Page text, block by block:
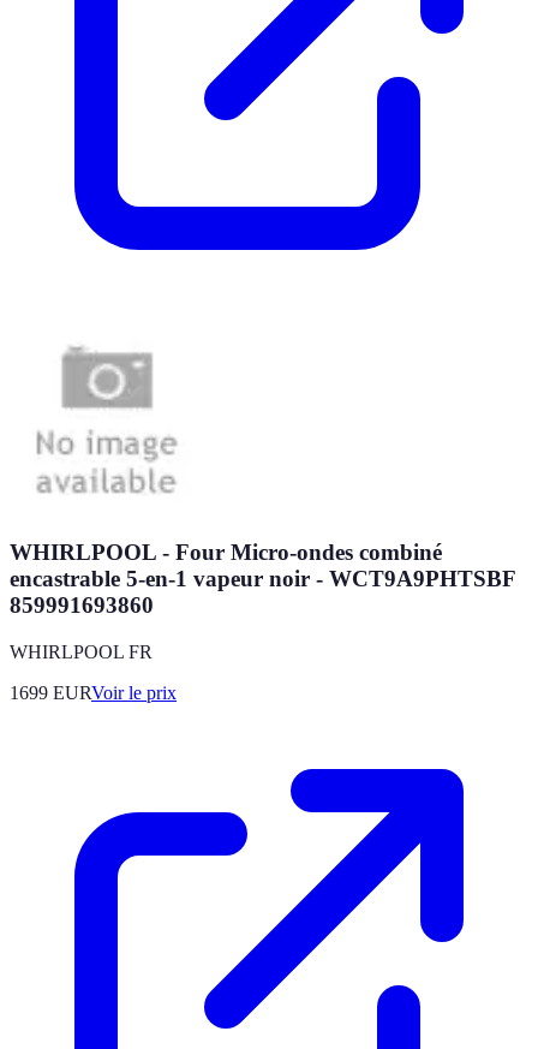
WHIRLPOOL - Four Micro-ondes combiné
encastrable 5-en-1 vapeur noir - WCT9A9PHTSBF
859991693860
WHIRLPOOL FR
1699 EURVoir le prix